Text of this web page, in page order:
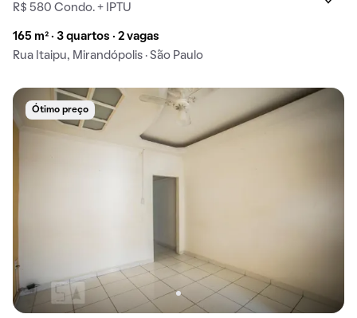
R$ 580 Condo. + IPTU
165 m² · 3 quartos · 2 vagas
Rua Itaipu, Mirandópolis · São Paulo
Ótimo preço